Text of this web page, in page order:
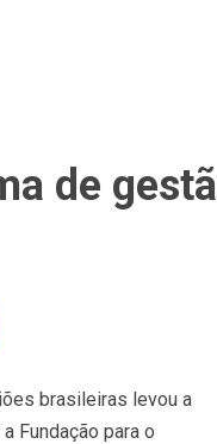
de
brasileiras levou a
Fundação para o